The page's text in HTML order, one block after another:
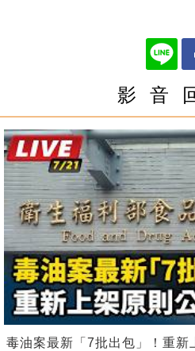
影 音
毒油案最新「7批出包」！重新